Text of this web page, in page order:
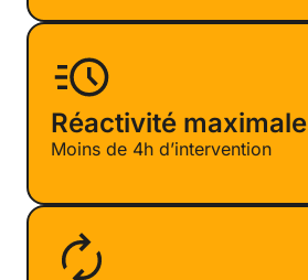
Réactivité maximale
Moins de 4h d’intervention